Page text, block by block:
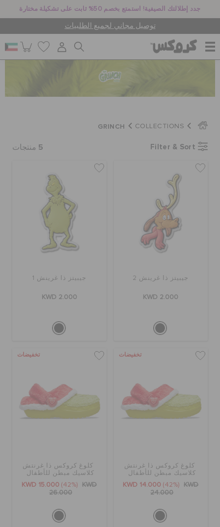
جدد إطلالتك الصيفية! استمتع بخصم 50% ثابت على تشكيلة مختارة
توصيل مجاني لجميع الطلبيات
أطفال
جيبيتز تشارمز
كروكس لمكان العمل
تسجيل الدخول / اشتراك
قائمة الامنيات
تحديد موقع المتجر
حالة الطلبية
خدمة العملاء
COLLECTIONS
GRINCH
Filter & Sort
5 منتجات
جيبيتز ذا غرينش 2
KWD 2.000
جيبيتز ذا غرينش 1
KWD 2.000
تخفيضات
كلوغ كروكس ذا غرنتش
كلاسيك مبطن للأطفال
KWD 14.000 (42%)
KWD
24.000
تخفيضات
كلوغ كروكس ذا غرنتش
كلاسيك مبطن للأطفال
KWD 15.000 (42%)
KWD
26.000